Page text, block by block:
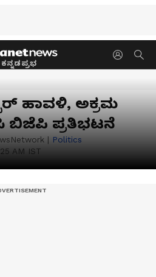
ಕನ್ನಡಪ್ರಭ
ಹಾವಳಿ, ಅಕ್ರಮ
ಬಿಜೆಪಿ ಪ್ರತಿಭಟನೆ
| Politics
AM IST